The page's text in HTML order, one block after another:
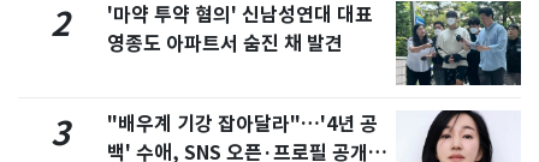
2
'마약 투약 혐의' 신남성연대 대표
영종도 아파트서 숨진 채 발견
3
"배우계 기강 잡아달라"…'4년 공
백' 수애, SNS 오픈·프로필 공개